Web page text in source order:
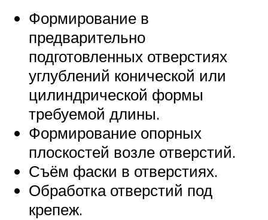
Формирование в
предварительно
подготовленных отверстиях
углублений конической или
цилиндрической формы
требуемой длины.
Формирование опорных
плоскостей возле отверстий.
Съём фаски в отверстиях.
Обработка отверстий под
крепеж.